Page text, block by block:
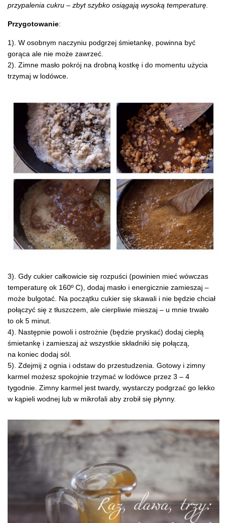
przypalenia cukru – zbyt szybko osiągają wysoką temperaturę.
Przygotowanie:
1). W osobnym naczyniu podgrzej śmietankę, powinna być
gorąca ale nie może zawrzeć.
2). Zimne masło pokrój na drobną kostkę i do momentu użycia
trzymaj w lodówce.
3). Gdy cukier całkowicie się rozpuści (powinien mieć wówczas
temperaturę ok 160º C), dodaj masło i energicznie zamieszaj –
może bulgotać. Na początku cukier się skawali i nie będzie chciał
połączyć się z tłuszczem, ale cierpliwie mieszaj – u mnie trwało
to ok 5 minut.
4). Następnie powoli i ostrożnie (będzie pryskać) dodaj ciepłą
śmietankę i zamieszaj aż wszystkie składniki się połączą,
na koniec dodaj sól.
5). Zdejmij z ognia i odstaw do przestudzenia. Gotowy i zimny
karmel możesz spokojnie trzymać w lodówce przez 3 – 4
tygodnie. Zimny karmel jest twardy, wystarczy podgrzać go lekko
w kąpieli wodnej lub w mikrofali aby zrobił się płynny.